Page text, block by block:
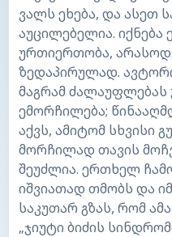
ვალს ეხება, და ასეთ
აუცილებელია. იქნება
ურთიერთობა,
ზედაპირულად.
მაგრამ
ემორჩილება;
აქვს, ამიტომ სხვისი
მორჩილად თავის
შეუძლია. ერთხელ
იშვიათად თმობს და
საკუთარ გზას, რომ
„ჯიუტი ბიძის